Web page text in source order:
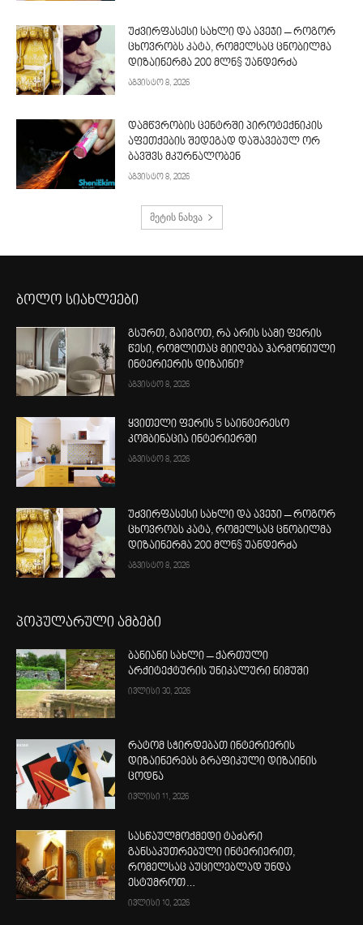
უძვირფასესი სახლი და ავეჯი – როგორ
ცხოვრობს კატა, რომელსაც ცნობილმა
დიზაინერმა 200 მლნ$ უანდერძა
აგვისტო 8, 2026
დამწვრობის ცენტრში პიროტექნიკის
აფეთქების შედეგად დაშავებულ ორ
ბავშვს მკურნალობენ
აგვისტო 8, 2026
მეტის ნახვა
ბოლო სიახლეები
გსურთ, გაიგოთ, რა არის სამი ფერის
წესი, რომლითაც მიიღება ჰარმონიული
ინტერიერის დიზაინი?
აგვისტო 8, 2026
ყვითელი ფერის 5 საინტერესო
კომბინაცია ინტერიერში
აგვისტო 8, 2026
უძვირფასესი სახლი და ავეჯი – როგორ
ცხოვრობს კატა, რომელსაც ცნობილმა
დიზაინერმა 200 მლნ$ უანდერძა
აგვისტო 8, 2026
პოპულარული ამბები
ბანიანი სახლი – ქართული
არქიტექტურის უნიკალური ნიმუში
ივლისი 30, 2026
რატომ სჭირდებათ ინტერიერის
დიზაინერებს გრაფიკული დიზაინის
ცოდნა
ივლისი 11, 2026
სასწაულმოქმედი ტაძარი
განსაკუთრებული ინტერიერით,
რომელსაც აუცილებლად უნდა
ესტუმროთ…
ივლისი 10, 2026